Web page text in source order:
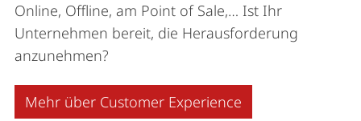
Online, Offline, am Point of Sale,… Ist Ihr
Unternehmen bereit, die Herausforderung
anzunehmen?
Mehr über Customer Experience